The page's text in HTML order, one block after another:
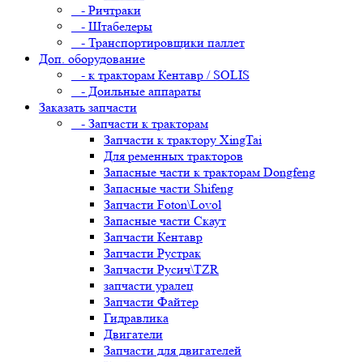
- Ричтраки
- Штабелеры
- Транспортировщики паллет
Доп. оборудование
- к тракторам Кентавр / SOLIS
- Доильные аппараты
Заказать запчасти
- Запчасти к тракторам
Запчасти к трактору XingTai
Для ременных тракторов
Запасные части к тракторам Dongfeng
Запасные части Shifeng
Запчасти Foton\Lovol
Запасные части Скаут
Запчасти Кентавр
Запчасти Рустрак
Запчасти Русич\TZR
запчасти уралец
Запчасти Файтер
Гидравлика
Двигатели
Запчасти для двигателей